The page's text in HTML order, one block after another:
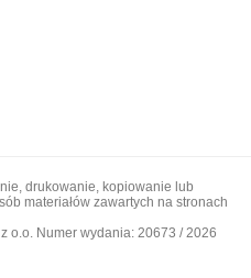
drukowanie, kopiowanie lub
materiałów zawartych na stronach
o.o. Numer wydania: 20673 / 2026